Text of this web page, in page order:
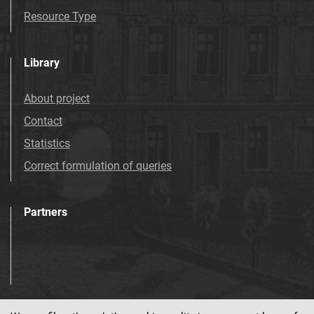
Mościcach. 1993
Mościcach. 1994
Azotowych Spółka Akcyjna w Tarnowie-
Mościcach. 1995
Tarnowskie Azoty : tygodnik Zakładów
Azotowych Spółka Akcyjna w Tarnowie-
Tarnowskie Azoty : tygodnik. 1998
Resource Type
Library
About project
Contact
Statistics
Correct formulation of queries
Partners